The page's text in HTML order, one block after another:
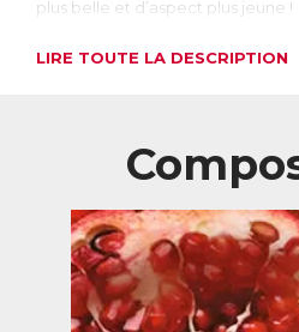
plus belle et d’aspect plus jeune !
Collagène Filler agit de l’intérieur,
femmes âgées de 36 à 58 ans.
Les rides sont les manifestations
vieillissement cutané. Leur
vécue, est pourtant liée à une
peau avec l’âge.
LIRE TOUTE LA DESCRIPTION